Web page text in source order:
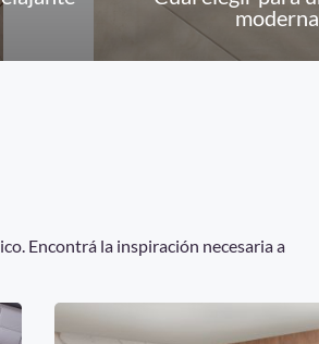
moderna
Encontrá la inspiración necesaria a